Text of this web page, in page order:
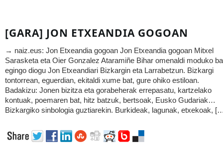
[GARA] JON ETXEANDIA GOGOAN
→ naiz.eus: Jon Etxeandia gogoan Jon Etxeandia gogoan Mitxel
Sarasketa eta Oier Gonzalez Ataramiñe Bihar omenaldi moduko
egingo diogu Jon Etxeandiari Bizkargin eta Larrabetzun. Bizkargi
tontorrean, eguerdian, ekitaldi xume bat, gure ohiko estiloan.
Badakizu: Jonen bizitza eta gorabeherak errepasatu, kartzelako
kontuak, poemaren bat, hitz batzuk, bertsoak, Eusko Gudariak…
Bizkargiko sinbologia guztiarekin. Burkideak, lagunak, etxekoak,